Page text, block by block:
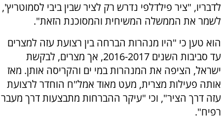
לדבריו, "ציר פילדלפי נדרש רק לציר שבין ביבי לסמוטריץ',
לשמר את הממשלה המשיחית והמסוכנת הזאת".
הוא טען כי "היו מנהרות הברחה בין רצועת עזה למצרים
עד סביבות השנים 2016-2017, אך מצרים, לבקשת
ישראל, הציפה את המנהרות במי ים והקריסה אותן. מאז
אותה פעילות מצרית, מעט מאוד אמל"ח הוחדר לרצועת
עזה דרך הציר", וכי "עיקר ההברחות מתבצעות דרך מעבר
רפיח".